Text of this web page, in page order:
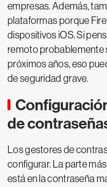
empresas. Además,
plataformas porque
dispositivos iOS. Si
remoto probablemente
próximos años, eso
de seguridad grave.
de
Los gestores de
configurar. La parte
está en la contraseña